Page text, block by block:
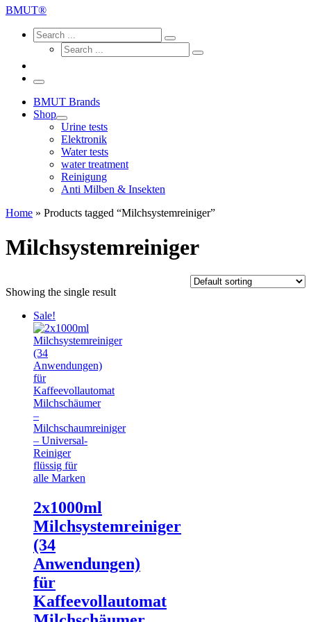
BMUT®
Search
Search
Search
Search
Search
Menu
BMUT Brands
Shop
Urine tests
Elektronik
Water tests
water treatment
Reinigung
Anti Milben & Insekten
Home » Products tagged “Milchsystemreiniger”
Milchsystemreiniger
Showing the single result
Sale!
2x1000ml
Milchsystemreiniger
(34
Anwendungen)
für
Kaffeevollautomat